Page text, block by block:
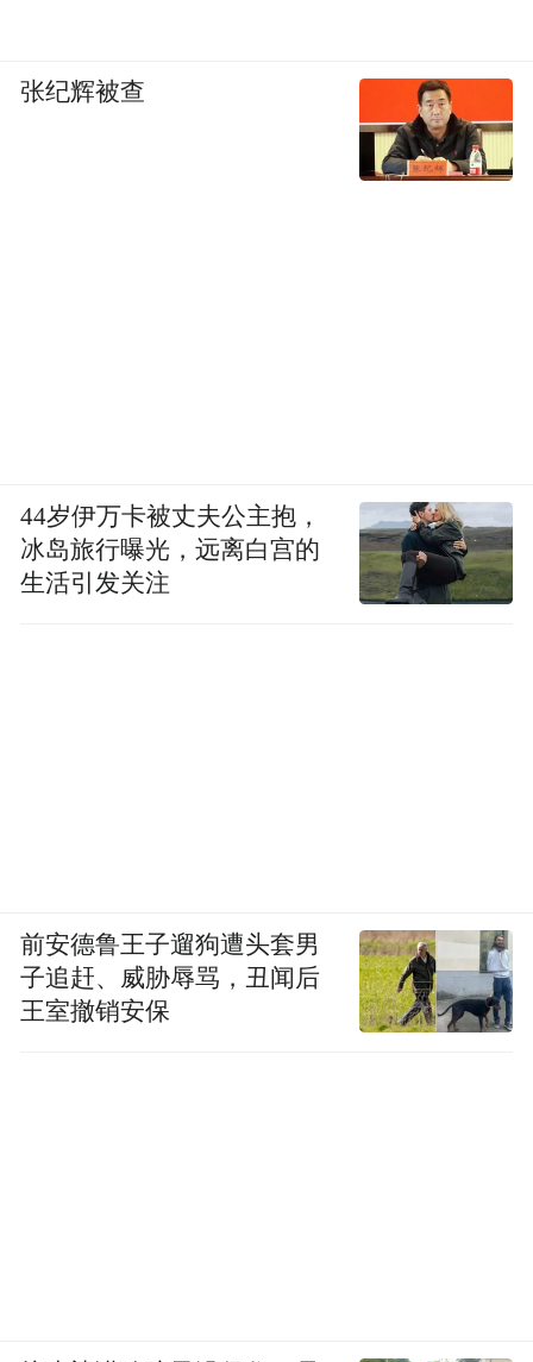
张纪辉被查
44岁伊万卡被丈夫公主抱，
冰岛旅行曝光，远离白宫的
生活引发关注
前安德鲁王子遛狗遭头套男
子追赶、威胁辱骂，丑闻后
王室撤销安保